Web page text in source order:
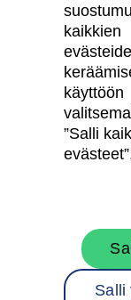
Käyttöehdot
Oma
Tietoa
Töihin meille
kaikkien
käyttöön
”Salli
Salli